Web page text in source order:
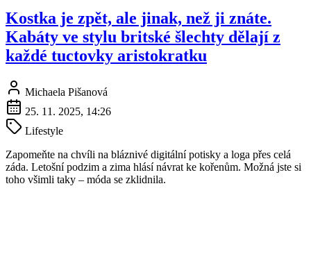
Kostka je zpět, ale jinak, než ji znáte.
Kabáty ve stylu britské šlechty dělají z
každé tuctovky aristokratku
Michaela Pišanová
25. 11. 2025, 14:26
Lifestyle
Zapomeňte na chvíli na bláznivé digitální potisky a loga přes celá
záda. Letošní podzim a zima hlásí návrat ke kořenům. Možná jste si
toho všimli taky – móda se zklidnila.